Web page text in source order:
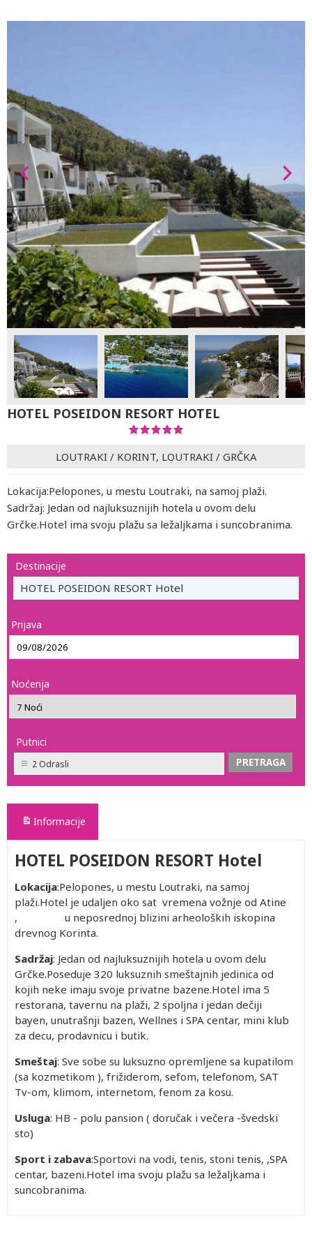
HOTEL POSEIDON RESORT HOTEL
LOUTRAKI/ KORINT, LOUTRAKI/ GRČKA
Lokacija:Pelopones, u mestu Loutraki, na samoj plaži.
Sadržaj: Jedan od najluksuznijih hotela u ovom delu
Grčke.Hotel ima svoju plažu sa ležaljkama i suncobranima.
Destinacije
HOTEL POSEIDON RESORT Hotel
Prijava
Noćenja
Putnici
2 Odrasli
Informacije
HOTEL POSEIDON RESORT Hotel
Lokacija:Pelopones, u mestu Loutraki, na samoj
plaži.Hotel je udaljen oko sat vremena vožnje od Atine
, u neposrednoj blizini arheoloških iskopina
drevnog Korinta.
Sadržaj: Jedan od najluksuznijih hotela u ovom delu
Grčke.Poseduje 320 luksuznih smeštajnih jedinica od
kojih neke imaju svoje privatne bazene.Hotel ima 5
restorana, tavernu na plaži, 2 spoljna i jedan dečiji
bayen, unutrašnji bazen, Wellnes i SPA centar, mini klub
za decu, prodavnicu i butik.
Smeštaj: Sve sobe su luksuzno opremljene sa kupatilom
(sa kozmetikom ), frižiderom, sefom, telefonom, SAT
Tv-om, klimom, internetom, fenom za kosu.
Usluga: HB - polu pansion ( doručak i večera -švedski
sto)
Sport i zabava:Sportovi na vodi, tenis, stoni tenis, ,SPA
centar, bazeni.Hotel ima svoju plažu sa ležaljkama i
suncobranima.